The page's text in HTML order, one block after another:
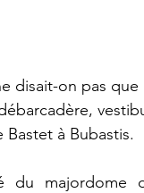
disait-on pas que
à Bubastis.
du majordome